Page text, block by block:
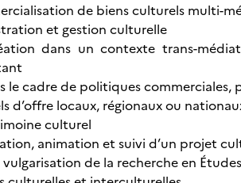
de biens culturels multi-
et gestion culturelle
dans un contexte trans-
le cadre de politiques
d’offre locaux, régionaux ou
culturel
animation et suivi d’un projet
de la recherche en